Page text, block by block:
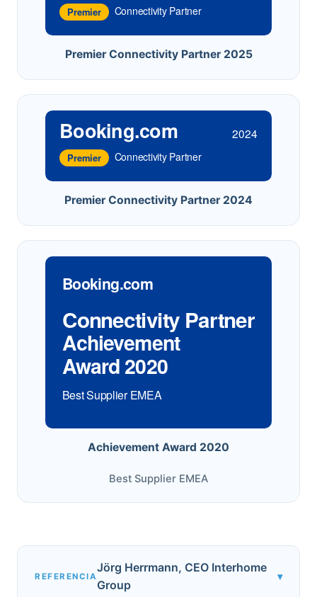
Premier Connectivity Partner
Premier Connectivity Partner 2025
Booking.com 2024
Premier Connectivity Partner
Premier Connectivity Partner 2024
Booking.com
Connectivity Partner
Achievement
Award 2020
Best Supplier EMEA
Achievement Award 2020
Best Supplier EMEA
REFERENCIA
Jörg Herrmann, CEO Interhome
Group
▾